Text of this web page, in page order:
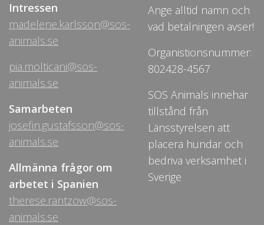
Intressen
madelene.karlsson@sos-
animals.se
pia.molticani@sos-
animals.se
Samarbeten
josefin.gustafsson@sos-
animals.se
Allmänna frågor om
arbetet i Spanien
therese.rantzow@sos-
animals.se
Ange alltid namn och
vad betalningen avser!
Organistionsnummer:
802428-4567
SOS Animals innehar
tillstånd från
Länsstyrelsen att
placera hundar och
bedriva verksamhet i
Sverige